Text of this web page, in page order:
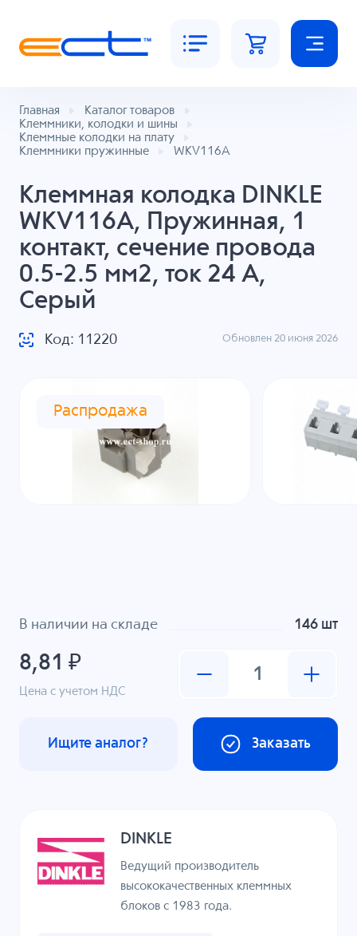
Главная
Каталог товаров
Клеммники, колодки и шины
Клеммные колодки на плату
Клеммники пружинные
WKV116A
Клеммная колодка DINKLE
WKV116A, Пружинная, 1
контакт, сечение провода
0.5-2.5 мм2, ток 24 A,
Серый
Код: 11220 Обновлен 20 июня 2026
Распродажа
В наличии на складе 146 шт
8,81 ₽
Цена с учетом НДС
Заказать
Ищите аналог?
DINKLE
Ведущий производитель
высококачественных клеммных
блоков с 1983 года.